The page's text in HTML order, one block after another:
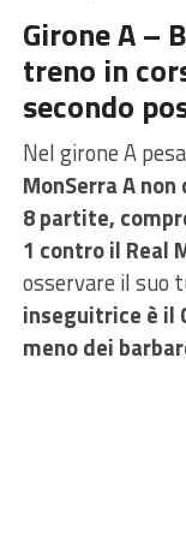
Girone A –
treno in
secondo
Nel girone A
MonSerra A
8 partite,
1 contro il Real
osservare il suo
inseguitrice è il
meno dei